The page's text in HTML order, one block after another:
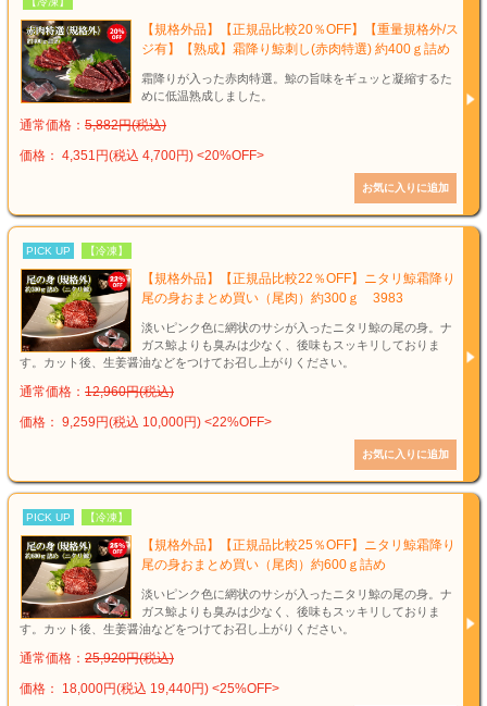
【規格外品】【正規品比較20％OFF】【重量規格外/ス
ジ有】【熟成】霜降り鯨刺し(赤肉特選) 約400ｇ詰め
霜降りが入った赤肉特選。鯨の旨味をギュッと凝縮するた
めに低温熟成しました。
通常価格： 5,882円(税込)
価格： 4,351円(税込 4,700円) <20%OFF>
PICK UP 【冷凍】
【規格外品】【正規品比較22％OFF】ニタリ鯨霜降り
尾の身おまとめ買い（尾肉）約300ｇ 3983
淡いピンク色に網状のサシが入ったニタリ鯨の尾の身。ナ
ガス鯨よりも臭みは少なく、後味もスッキリしておりま
す。カット後、生姜醤油などをつけてお召し上がりください。
通常価格： 12,960円(税込)
価格： 9,259円(税込 10,000円) <22%OFF>
PICK UP 【冷凍】
【規格外品】【正規品比較25％OFF】ニタリ鯨霜降り
尾の身おまとめ買い（尾肉）約600ｇ詰め
淡いピンク色に網状のサシが入ったニタリ鯨の尾の身。ナ
ガス鯨よりも臭みは少なく、後味もスッキリしておりま
す。カット後、生姜醤油などをつけてお召し上がりください。
通常価格： 25,920円(税込)
価格： 18,000円(税込 19,440円) <25%OFF>